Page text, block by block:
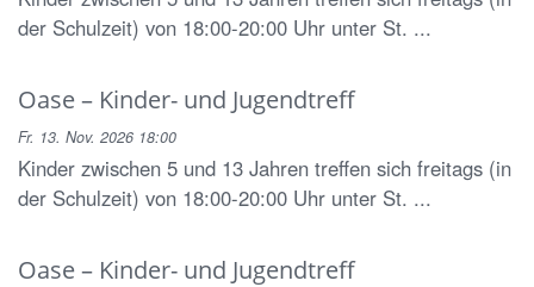
der Schulzeit) von 18:00-20:00 Uhr unter St. ...
Oase – Kinder- und Jugendtreff
Fr. 13. Nov. 2026 18:00
Kinder zwischen 5 und 13 Jahren treffen sich freitags (in
der Schulzeit) von 18:00-20:00 Uhr unter St. ...
Oase – Kinder- und Jugendtreff